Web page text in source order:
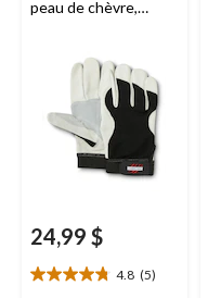
peau de chèvre,
24,99 $
4.8 (5)
4.8